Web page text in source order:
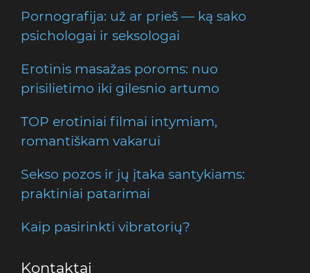
Pornografija: už ar prieš — ką sako
psichologai ir seksologai
Erotinis masažas poroms: nuo
prisilietimo iki gilesnio artumo
TOP erotiniai filmai intymiam,
romantiškam vakarui
Sekso pozos ir jų įtaka santykiams:
praktiniai patarimai
Kaip pasirinkti vibratorių?
Kontaktai